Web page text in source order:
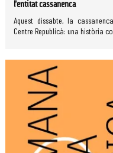
l’entitat cassanenca
Aquest dissabte, la
Centre Republicà: una història